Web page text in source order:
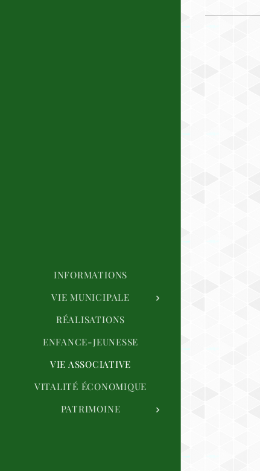
INFORMATIONS
VIE MUNICIPALE
RÉALISATIONS
ENFANCE-JEUNESSE
VIE ASSOCIATIVE
VITALITÉ ÉCONOMIQUE
PATRIMOINE